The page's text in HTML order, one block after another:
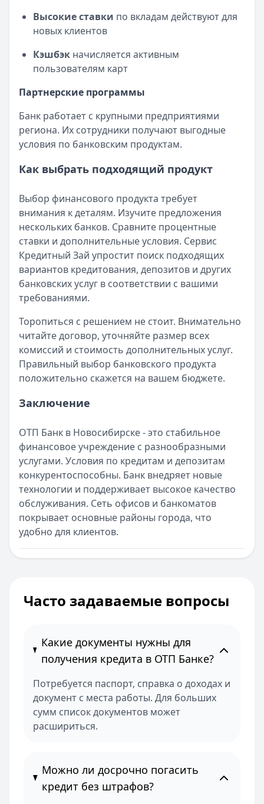
Высокие ставки по вкладам действуют для
новых клиентов
Кэшбэк начисляется активным
пользователям карт
Партнерские программы
Банк работает с крупными предприятиями
региона. Их сотрудники получают выгодные
условия по банковским продуктам.
Как выбрать подходящий продукт
Выбор финансового продукта требует
внимания к деталям. Изучите предложения
нескольких банков. Сравните процентные
ставки и дополнительные условия. Сервис
Кредитный Зай упростит поиск подходящих
вариантов кредитования, депозитов и других
банковских услуг в соответствии с вашими
требованиями.
Торопиться с решением не стоит. Внимательно
читайте договор, уточняйте размер всех
комиссий и стоимость дополнительных услуг.
Правильный выбор банковского продукта
положительно скажется на вашем бюджете.
Заключение
ОТП Банк в Новосибирске - это стабильное
финансовое учреждение с разнообразными
услугами. Условия по кредитам и депозитам
конкурентоспособны. Банк внедряет новые
технологии и поддерживает высокое качество
обслуживания. Сеть офисов и банкоматов
покрывает основные районы города, что
удобно для клиентов.
Часто задаваемые вопросы
Какие документы нужны для
получения кредита в ОТП Банке?
Потребуется паспорт, справка о доходах и
документ с места работы. Для больших
сумм список документов может
расшириться.
Можно ли досрочно погасить
кредит без штрафов?